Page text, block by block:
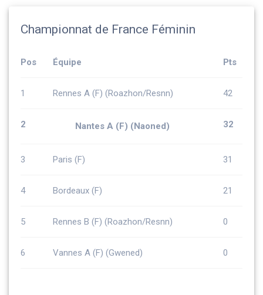
Championnat de France Féminin
Pos Équipe Pts
1 Rennes A (F) (Roazhon/Resnn) 42
2 Nantes A (F) (Naoned) 32
3 Paris (F) 31
4 Bordeaux (F) 21
5 Rennes B (F) (Roazhon/Resnn) 0
6 Vannes A (F) (Gwened) 0